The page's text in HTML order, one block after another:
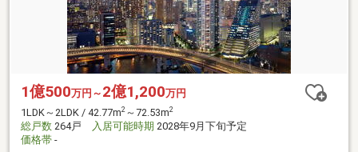
1億500万円～ 2億1,200万円
1LDK～2LDK / 42.77m2 ～72.53m2
総戸数 264戸 入居可能時期 2028年9月下旬予定
価格帯 -